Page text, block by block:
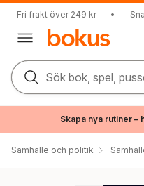
Fri frakt över 249 kr •
Sök bok, spel,
Skapa nya rutiner
Samhälle och politik